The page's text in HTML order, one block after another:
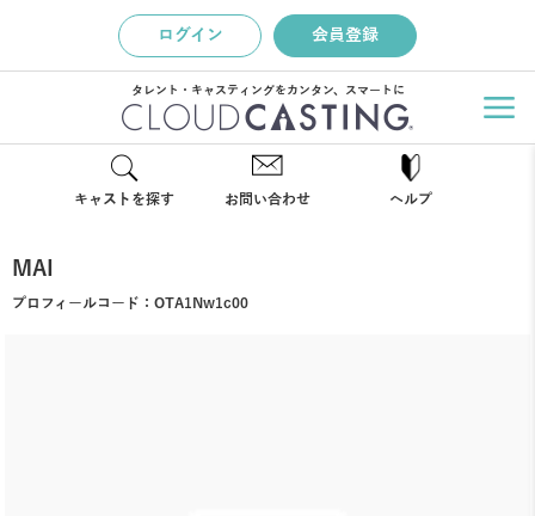
ログイン 会員登録
タレント・キャスティングをカンタン、スマートに
キャストを探す お問い合わせ ヘルプ
MAI
プロフィールコード： OTA1Nw1c00